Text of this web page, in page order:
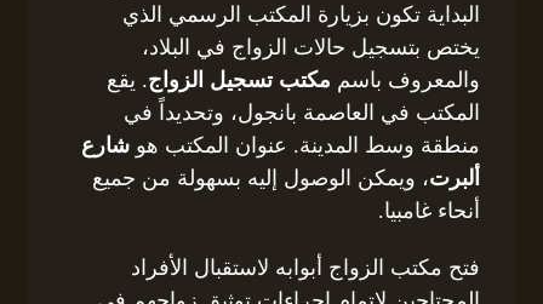
البداية تكون بزيارة المكتب الرسمي الذي
يختص بتسجيل حالات الزواج في البلاد،
والمعروف باسم مكتب تسجيل الزواج. يقع
المكتب في العاصمة بانجول، وتحديداً في
منطقة وسط المدينة. عنوان المكتب هوشارع
ألبرت، ويمكن الوصول إليه بسهولة من جميع
أنحاء غامبيا.
فتح مكتب الزواج أبوابه لاستقبال الأفراد